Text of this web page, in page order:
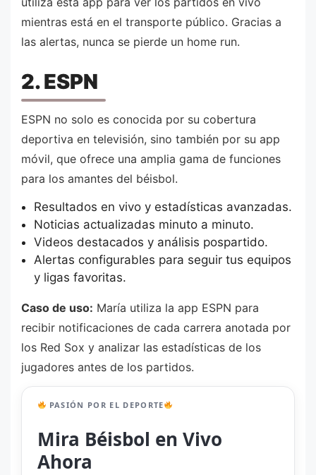
mientras está en el transporte público. Gracias a
las alertas, nunca se pierde un home run.
2. ESPN
ESPN no solo es conocida por su cobertura
deportiva en televisión, sino también por su app
móvil, que ofrece una amplia gama de funciones
para los amantes del béisbol.
Resultados en vivo y estadísticas avanzadas.
Noticias actualizadas minuto a minuto.
Videos destacados y análisis pospartido.
Alertas configurables para seguir tus equipos
y ligas favoritas.
Caso de uso: María utiliza la app ESPN para
recibir notificaciones de cada carrera anotada por
los Red Sox y analizar las estadísticas de los
jugadores antes de los partidos.
PASIÓN POR EL DEPORTE
Mira Béisbol en Vivo
Ahora